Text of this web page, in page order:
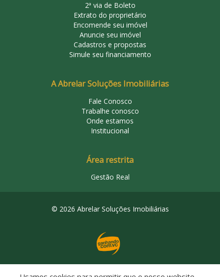
2ª via de Boleto
Extrato do proprietário
Encomende seu imóvel
Anuncie seu imóvel
Cadastros e propostas
Simule seu financiamento
A Abrelar Soluções Imobiliárias
Fale Conosco
Trabalhe conosco
Onde estamos
Institucional
Área restrita
Gestão Real
© 2026 Abrelar Soluções Imobiliárias